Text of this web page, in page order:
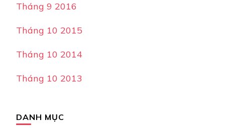
Tháng 9 2016
Tháng 10 2015
Tháng 10 2014
Tháng 10 2013
DANH MỤC